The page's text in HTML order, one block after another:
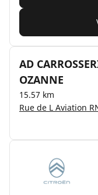
AD
OZANNE
15.57 km
Rue de L Aviation